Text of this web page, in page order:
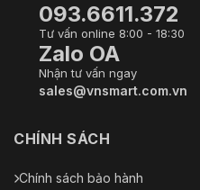
093.6611.372
Tư vấn online 8:00 - 18:30
Zalo OA
Nhận tư vấn ngay
sales@vnsmart.com.vn
CHÍNH SÁCH
Chính sách bảo hành